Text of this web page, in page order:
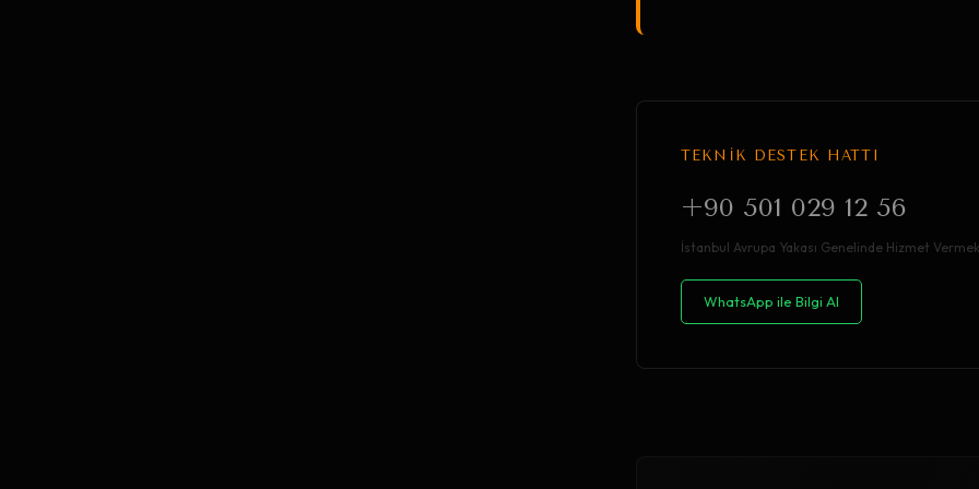
TEKNİK DESTEK HATTI
+90 501 029 12 56
İstanbul Avrupa Yakası Genelinde Hizmet
WhatsApp ile Bilgi Al